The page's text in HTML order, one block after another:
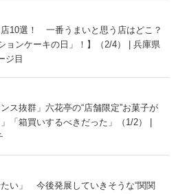
10選！ 一番うまいと思う店はどこ？
ョンケーキの日」！】（2/4） | 兵庫県
ジ目
ス抜群」六花亭の“店舗限定”お菓子が
「箱買いするべきだった」（1/2） |
たい」 今後発展していきそうな“関関